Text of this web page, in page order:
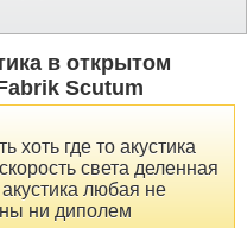
в открытом
Scutum
хоть где то акустика
света деленная
любая не
ни диполем